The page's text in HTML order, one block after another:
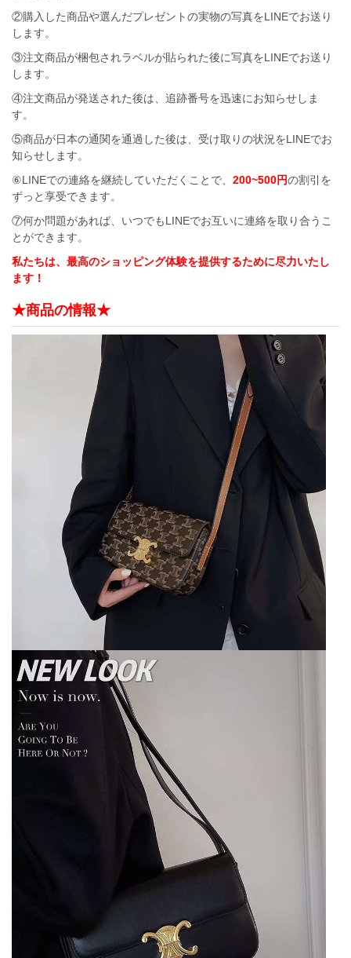
②購入した商品や選んだプレゼントの実物の写真をLINEでお送り
します。
③注文商品が梱包されラベルが貼られた後に写真をLINEでお送り
します。
④注文商品が発送された後は、追跡番号を迅速にお知らせしま
す。
⑤商品が日本の通関を通過した後は、受け取りの状況をLINEでお
知らせします。
⑥LINEでの連絡を継続していただくことで、 200~500円の割引を
ずっと享受できます。
⑦何か問題があれば、いつでもLINEでお互いに連絡を取り合うこ
とができます。
私たちは、最高のショッピング体験を提供するために尽力いたし
ます！
★商品の情報★